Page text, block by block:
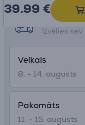
39.99 €
Izvēlies
Veikals
8. - 14. augusts
Pakomāts
11. - 15. augusts